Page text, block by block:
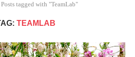
Posts tagged with "TeamLab"
TEAMLAB